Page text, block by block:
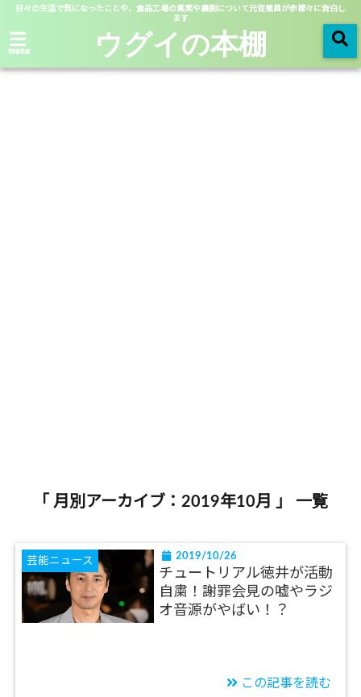
日々の生活で気になったことや、食品工場の真実や裏側について元従業員が赤裸々に告白し
ます
menu ウグイの本棚
「 月別アーカイブ：2019年10月 」 一覧
芸能ニュース 2019/10/26
チュートリアル徳井が活動
自粛！謝罪会見の嘘やラジ
オ音源がやばい！？
この記事を読む